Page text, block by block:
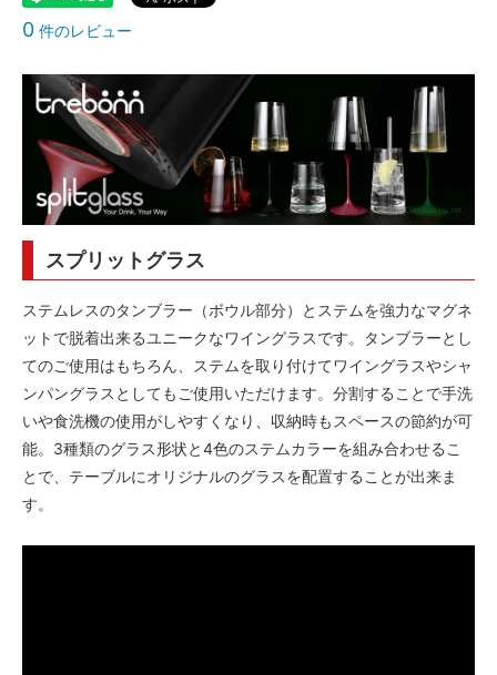
0 件のレビュー
スプリットグラス
ステムレスのタンブラー（ボウル部分）とステムを強力なマグネ
ットで脱着出来るユニークなワイングラスです。タンブラーとし
てのご使用はもちろん、ステムを取り付けてワイングラスやシャ
ンパングラスとしてもご使用いただけます。分割することで手洗
いや食洗機の使用がしやすくなり、収納時もスペースの節約が可
能。3種類のグラス形状と4色のステムカラーを組み合わせるこ
とで、テーブルにオリジナルのグラスを配置することが出来ま
す。